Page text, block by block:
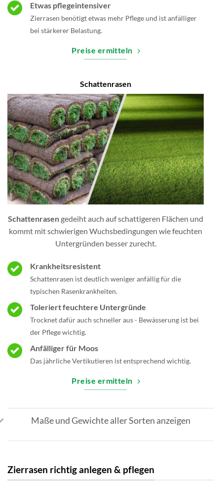
Etwas pflegeintensiver
Zierrasen benötigt etwas mehr Pflege und ist anfälliger
bei stärkerer Belastung.
Preise ermitteln
Schattenrasen
Schattenrasen gedeiht auch auf schattigeren Flächen und
kommt mit schwierigen Wuchsbedingungen wie feuchten
Untergründen besser zurecht.
Krankheitsresistent
Schattenrasen ist deutlich weniger anfällig für die
typischen Rasenkrankheiten.
Toleriert feuchtere Untergründe
Trocknet dafür auch schneller aus - Bewässerung ist bei
der Pflege wichtig.
Anfälliger für Moos
Das jährliche Vertikutieren ist entsprechend wichtig.
Preise ermitteln
Maße und Gewichte aller Sorten anzeigen
Zierrasen richtig anlegen & pflegen